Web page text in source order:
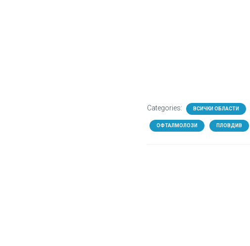
Categories: ВСИЧКИ ОБЛАСТИ
ОФТАЛМОЛОЗИ ПЛОВДИВ